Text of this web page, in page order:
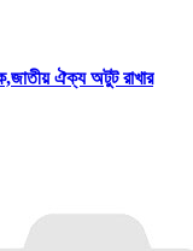
ঐক্য অটুট রাখার